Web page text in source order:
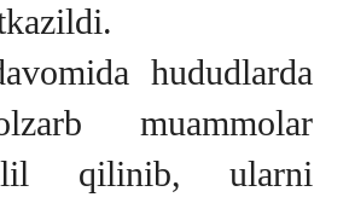
hududlarda
muammolar
qilinib, ularni